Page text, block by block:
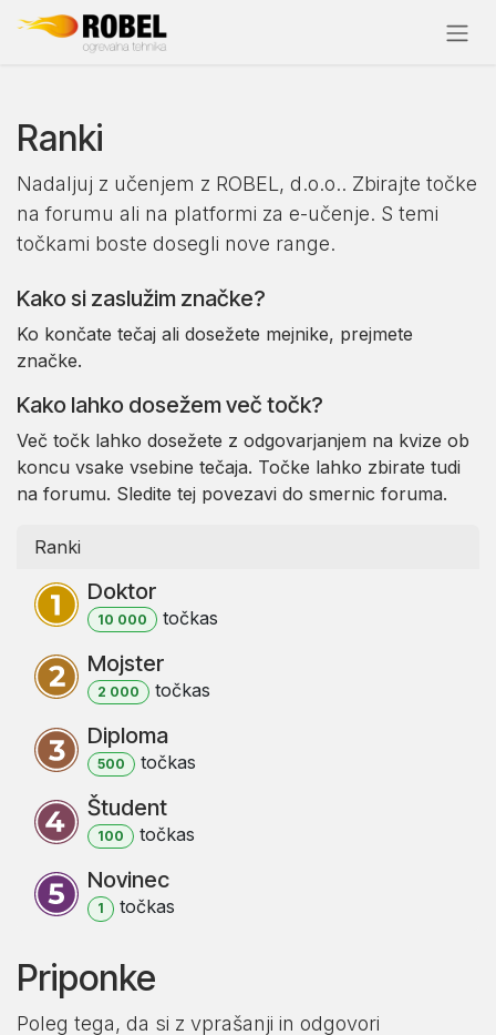
Skip to Content
Ranki
Nadaljuj z učenjem z ROBEL, d.o.o.. Zbirajte točke
na forumu ali na platformi za e-učenje. S temi
točkami boste dosegli nove range.
Kako si zaslužim značke?
Ko končate tečaj ali dosežete mejnike, prejmete
značke.
Kako lahko dosežem več točk?
Več točk lahko dosežete z odgovarjanjem na kvize ob
koncu vsake vsebine tečaja. Točke lahko zbirate tudi
na forumu. Sledite tej povezavi do smernic foruma.
Ranki
Doktor
10 000 točkas
Mojster
2 000 točkas
Diploma
500 točkas
Študent
100 točkas
Novinec
1 točkas
Priponke
Poleg tega, da si z vprašanji in odgovori